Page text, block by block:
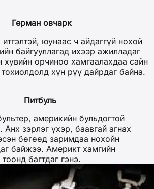
Герман овчарк
юунаас ч айдаггүй нохой
байгууллагад ихээр ажилладаг
орчиноо хамгаалахдаа сайн
хүн рүү дайрдаг байна.
Питбуль
америкийн бульдогтой
зэрлэг үхэр, баавгай агнах
бөгөөд заримдаа нохойн
байжээ. Америкт хамгийн
багтдаг гэнэ.